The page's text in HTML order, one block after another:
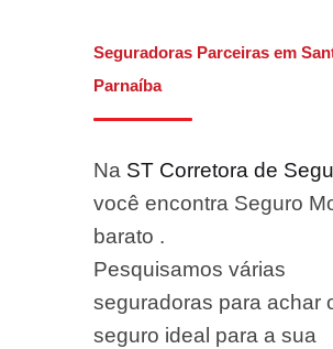
Seguradoras Parceiras em
Parnaíba
Na ST Corretora de
você encontra Seguro
barato .
Pesquisamos várias
seguradoras para achar
seguro ideal para a sua